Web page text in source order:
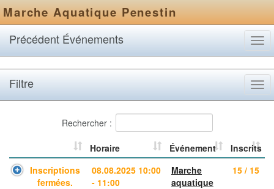
Marche Aquatique Penestin
Précédent Événements
Filtre
Rechercher :
Horaire Événement
Inscrits
Inscriptions
fermées.
08.08.2025 10:00
- 11:00
Marche
aquatique
15 / 15